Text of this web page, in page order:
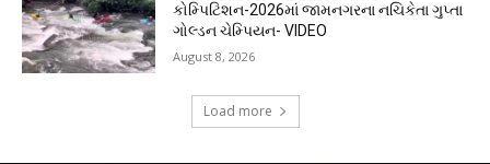
કોમ્પિટિશન-2026માં જામનગરના નચિકેતા ગુપ્તા
ગોલ્ડન ચેમ્પિયન- VIDEO
August 8, 2026
Load more